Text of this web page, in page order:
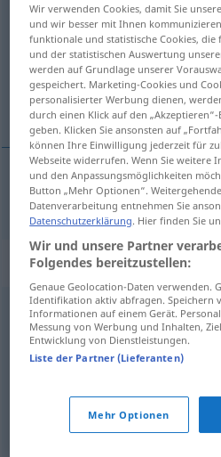
anstößig
Übersicht aller
(Für mehr Details die Übersetzung
stødende, anstødelig
stødende,anstødelig
Synonyme für
vulgär,geschmacklos,
(geh.)
schamlos,obszön
Wir verwenden Cookies, damit Sie
und wir besser mit Ihnen
funktionale und statistische Cookies,
und der statistischen Auswertung
werden auf Grundlage unserer
gespeichert. Marketing-Cookies und
personalisierter Werbung dienen,
durch einen Klick auf den
geben. Klicken Sie ansonsten auf
können Ihre Einwilligung jederzeit für
Webseite widerrufen. Wenn Sie weitere
und den Anpassungsmöglichkeiten
Button „Mehr Optionen“.
Datenverarbeitung entnehmen Sie
Datenschutzerklärung. Hier finden Sie
Wir und unsere Partner
Folgendes bereitzustellen:
Genaue Geolocation-Daten verwenden.
Identifikation aktiv abfragen.
Informationen auf einem Gerät.
Messung von Werbung und Inhalten,
Entwicklung von Dienstleistungen.
Liste der Partner (Lieferanten)
Mehr Optionen